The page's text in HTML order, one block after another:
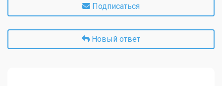
Подписаться
Новый ответ